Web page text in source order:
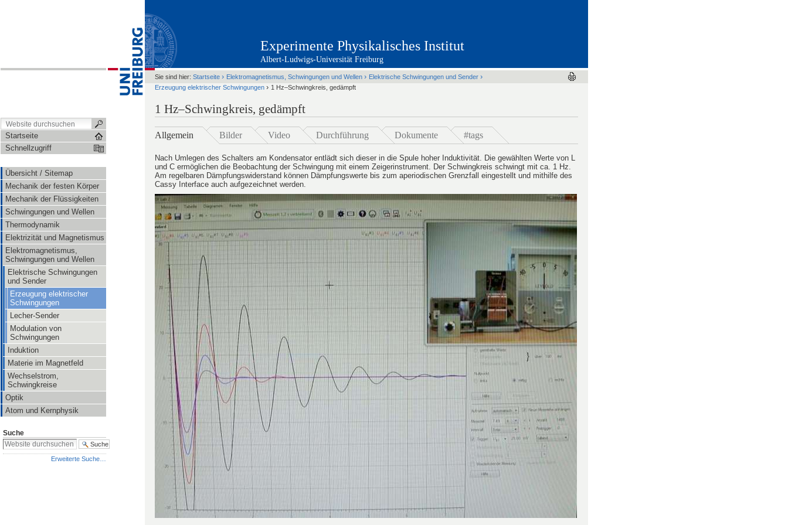
Startseite
Schnellzugriff
Übersicht / Sitemap
Mechanik der festen Körper
Mechanik der Flüssigkeiten
Schwingungen und Wellen
Thermodynamik
Elektrizität und Magnetismus
Elektromagnetismus,
Schwingungen und Wellen
Elektrische Schwingungen
und Sender
Erzeugung elektrischer
Schwingungen
Lecher-Sender
Modulation von
Schwingungen
Induktion
Materie im Magnetfeld
Wechselstrom,
Schwingkreise
Optik
Atom und Kernphysik
Suche
Erweiterte Suche…
Übersicht / Sitemap
Mechanik der festen Körper
Mechanik der Flüssigkeiten
Schwingungen und Wellen
Elektrizität und Magnetismus
Optik
Experimente Physikalisches Institut
Albert-Ludwigs-Universität Freiburg
Sie sind hier: Startseite › Elektromagnetismus, Schwingungen und Wellen › Elektrische Schwingungen und Sender ›
Erzeugung elektrischer Schwingungen › 1 Hz–Schwingkreis, gedämpft
1 Hz–Schwingkreis, gedämpft
Allgemein Bilder Video Durchführung Dokumente #tags
Nach Umlegen des Schalters am Kondensator entlädt sich dieser in die Spule hoher Induktivität. Die gewählten Werte von L
und C ermöglichen die Beobachtung der Schwingung mit einem Zeigerinstrument. Der Schwingkreis schwingt mit ca. 1 Hz.
Am regelbaren Dämpfungswiderstand können Dämpfungswerte bis zum aperiodischen Grenzfall eingestellt und mithilfe des
Cassy Interface auch aufgezeichnet werden.